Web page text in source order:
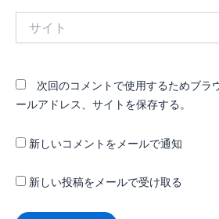
次回のコメントで使用するためブラ
ールアドレス、サイトを保存する。
新しいコメントをメールで通知
新しい投稿をメールで受け取る